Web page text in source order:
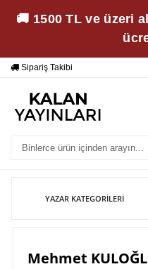
🚚 1500 TL ve üzeri
Sipariş Takibi
YAZAR KATEGORILERI
Mehmet